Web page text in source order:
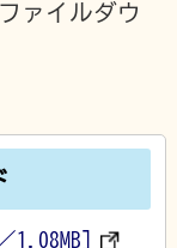
ァイルダウ
1.08MB]